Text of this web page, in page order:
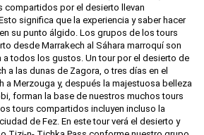
compartidos por el desierto llevan
significa que la experiencia y saber hacer
su punto álgido. Los grupos de los tours
desde Marrakech al Sáhara marroquí son
a todos los gustos. Un tour por el desierto de
a las dunas de Zagora, o tres días en el
a Merzouga y, después la majestuosa belleza
forman la base de nuestros muchos tours
tours compartidos incluyen incluso la
de Fez. En este tour verá el desierto y